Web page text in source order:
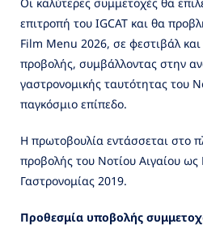
επιτροπή του IGCAT και θα
Film Menu 2026, σε φεστιβάλ και
προβολής, συμβάλλοντας στην
γαστρονομικής ταυτότητας του
παγκόσμιο επίπεδο.
Η πρωτοβουλία εντάσσεται στο
προβολής του Νοτίου Αιγαίου
Γαστρονομίας 2019.
Προθεσμία υποβολής